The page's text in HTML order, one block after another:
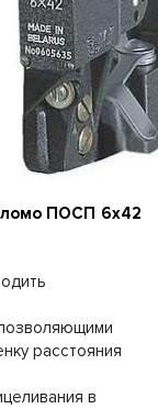
ПОСП 6х42
расстояния
в